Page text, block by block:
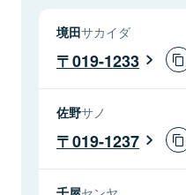
境田サカイダ
019-1233
佐野サノ
019-1237